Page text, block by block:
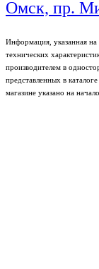
Омск, пр.
Информация, указанная
технических
производителем в
представленных в
магазине указано на